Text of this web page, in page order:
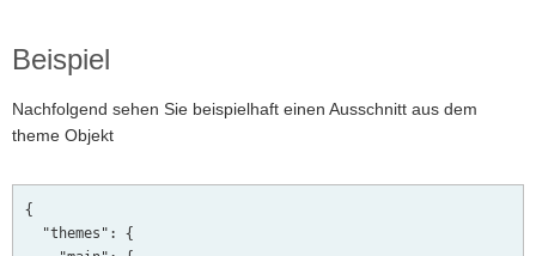
Beispiel
Nachfolgend sehen Sie beispielhaft einen Ausschnitt aus dem
theme Objekt
{
"themes": {